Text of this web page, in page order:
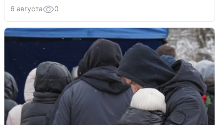
6 августа 0